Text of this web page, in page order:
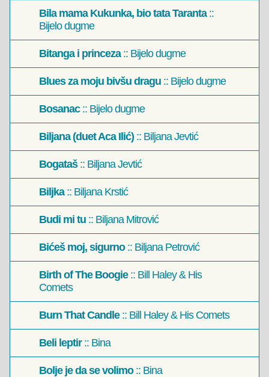
Bila mama Kukunka, bio tata Taranta::
Bijelo dugme
Bitanga i princeza:: Bijelo dugme
Blues za moju bivšu dragu :: Bijelo dugme
Bosanac:: Bijelo dugme
Biljana (duet Aca Ilić) :: Biljana Jevtić
Bogataš:: Biljana Jevtić
Biljka:: Biljana Krstić
Budi mi tu :: Biljana Mitrović
Bićeš moj, sigurno:: Biljana Petrović
Birth of The Boogie:: Bill Haley & His
Comets
Burn That Candle:: Bill Haley & His Comets
Beli leptir:: Bina
Bolje je da se volimo:: Bina